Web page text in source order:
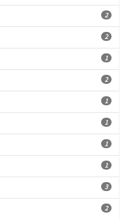
2
2
1
2
1
1
1
1
3
2